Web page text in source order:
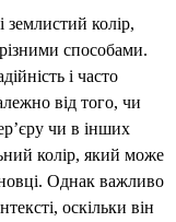
колір,
способами.
і часто
від того, чи
чи в інших
колір, який може
Однак важливо
оскільки він